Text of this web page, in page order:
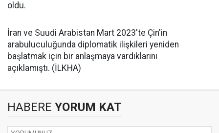
oldu.
İran ve Suudi Arabistan Mart 2023'te Çin'in
arabuluculuğunda diplomatik ilişkileri yeniden
başlatmak için bir anlaşmaya vardıklarını
açıklamıştı. (İLKHA)
HABERE YORUM KAT